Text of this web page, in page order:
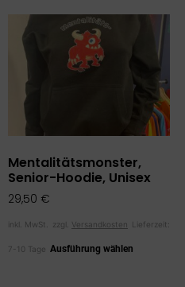
Mentalitätsmonster,
Senior-Hoodie, Unisex
29,50 €
inkl. MwSt. zzgl. Versandkosten Lieferzeit:
7-10 Tage Ausführung wählen